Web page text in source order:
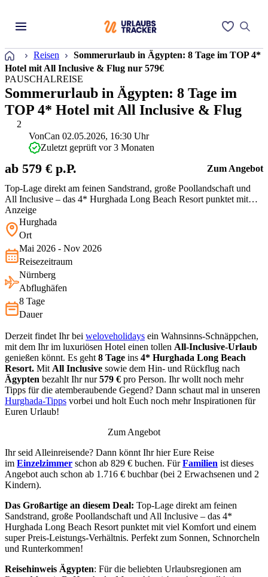
Startseite
Reisen
Sommerurlaub in Ägypten: 8 Tage im TOP 4*
Hotel mit All Inclusive & Flug nur 579€
2
PAUSCHALREISE
Sommerurlaub in Ägypten: 8 Tage im
TOP 4* Hotel mit All Inclusive & Flug
Top-Lage direkt am feinen Sandstrand, große Poollandschaft und
All Inclusive – das 4* Hurghada Long Beach Resort punktet mit
viel Komfort und einem super Preis-Leistungs-Verhältnis. Perfekt
zum Sonnen, Schnorcheln und Runterkommen!
VonCan 02.05.2026, 16:30 Uhr
Zuletzt geprüft vor 3 Monaten
ab 579 € p.P. Zum Angebot
Anzeige
Hurghada
Ort
Mai 2026 - Nov 2026
Reisezeitraum
Nürnberg
Abflughäfen
8 Tage
Dauer
Derzeit findet Ihr bei weloveholidays ein Wahnsinns-Schnäppchen,
mit dem Ihr im luxuriösen Hotel einen tollen All-Inclusive-Urlaub
genießen könnt. Es geht 8 Tage ins 4* Hurghada Long Beach
Resort. Mit All Inclusive sowie dem Hin- und Rückflug nach
Ägypten bezahlt Ihr nur579 € pro Person. Ihr wollt noch mehr
Tipps für die atemberaubende Gegend? Dann schaut mal in unseren
Hurghada-Tipps vorbei und holt Euch noch mehr Inspirationen für
Euren Urlaub!
Zum Angebot
Ihr seid Alleinreisende? Dann könnt Ihr hier Eure Reise
im Einzelzimmer schon ab 829 € buchen. FürFamilien ist dieses
Angebot auch schon ab 1.716 € buchbar (bei 2 Erwachsenen und 2
Kindern).
Das Großartige an diesem Deal: Top-Lage direkt am feinen
Sandstrand, große Poollandschaft und All Inclusive – das 4*
Hurghada Long Beach Resort punktet mit viel Komfort und einem
super Preis-Leistungs-Verhältnis. Perfekt zum Sonnen, Schnorcheln
und Runterkommen!
Reisehinweis Ägypten: Für die beliebten Urlaubsregionen am